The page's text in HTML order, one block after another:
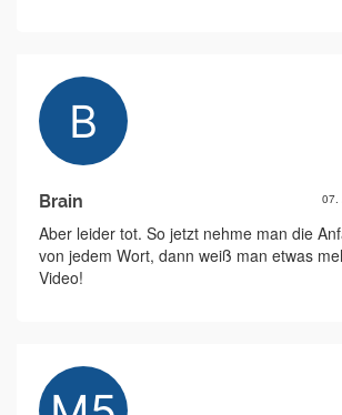
Brain 07.
Aber leider tot. So jetzt nehme man die
von jedem Wort, dann weiß man etwas
Video!